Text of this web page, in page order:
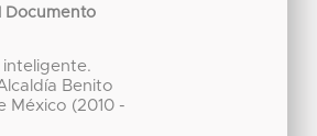
Documento
Benito
México (2010 -